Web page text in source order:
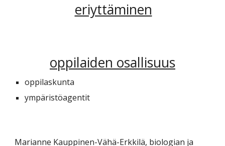
eriyttäminen
oppilaiden osallisuus
oppilaskunta
ympäristöagentit
Marianne Kauppinen-Vähä-Erkkilä, biologian ja